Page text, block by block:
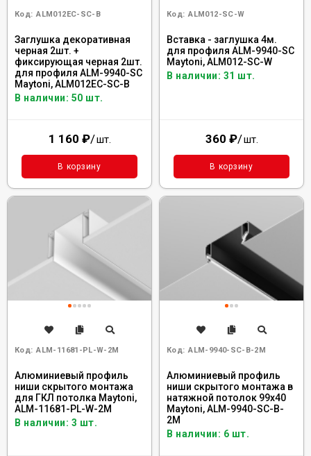
Код: ALM012EC-SC-B
Заглушка декоративная
черная 2шт. +
фиксирующая черная 2шт.
для профиля ALM-9940-SC
Maytoni, ALM012EC-SC-B
В наличии: 50 шт.
1 160 ₽/шт.
В корзину
Код: ALM012-SC-W
Вставка - заглушка 4м.
для профиля ALM-9940-SC
Maytoni, ALM012-SC-W
В наличии: 31 шт.
360 ₽/шт.
В корзину
Код: ALM-11681-PL-W-2M
Алюминиевый профиль
ниши скрытого монтажа
для ГКЛ потолка Maytoni,
ALM-11681-PL-W-2M
В наличии: 3 шт.
Код: ALM-9940-SC-B-2M
Алюминиевый профиль
ниши скрытого монтажа в
натяжной потолок 99x40
Maytoni, ALM-9940-SC-B-
2M
В наличии: 6 шт.